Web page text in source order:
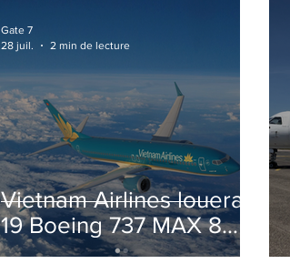
Vietnam Airlines louera
19 Boeing 737 MAX 8
pour accélérer la
Gate 7
28 juil.
2 min de lecture